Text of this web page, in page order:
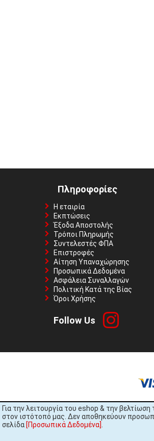
Για την λειτουργία του eshop & την
στον ιστότοπό μας. Δεν αποθηκεύουν
σελίδα [Προσωπικά Δεδομένα]
Πληροφορίες
Η εταιρία
Εκπτώσεις
Έξοδα Αποστολής
Τρόποι Πληρωμής
Συντελεστές ΦΠΑ
Επιστροφές
Αίτηση Υπαναχώρησης
Προσωπικά Δεδομένα
Ασφάλεια Συναλλαγών
Πολιτική Κατά της Βίας
Όροι Χρήσης
Follow Us